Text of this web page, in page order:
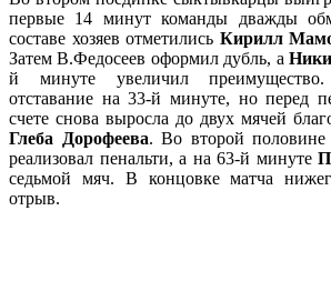
первые 14 минут команды дважды
составе хозяев отметились Кирилл
Затем В.Федосеев оформил дубль, а
й минуте увеличил
отставание на 33-й минуте, но перед
счете снова выросла до двух мячей
Глеба Дорофеева. Во второй
реализовал пенальти, а на 63-й минуте
седьмой мяч. В концовке матча
отрыв.